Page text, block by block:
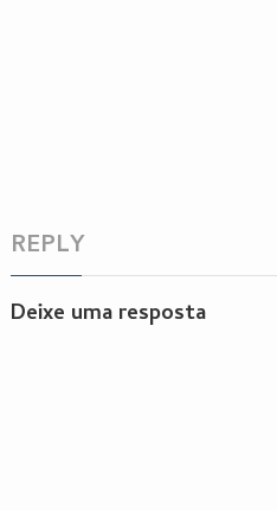
REPLY
Deixe uma resposta